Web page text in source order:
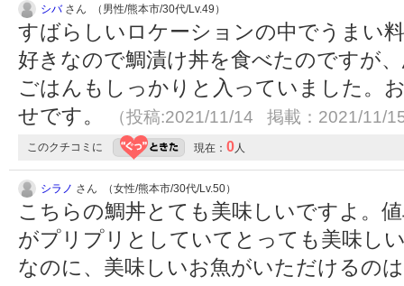
シバさん （男性/熊本市/30代/Lv.49）
すばらしいロケーションの中でうまい
好きなので鯛漬け丼を食べたのですが
ごはんもしっかりと入っていました。
せです。
（投稿:2021/11/14 掲載：2021/11/
このクチコミに 現在： 0人
シラノ さん （女性/熊本市/30代/Lv.50）
こちらの鯛丼とても美味しいですよ。
がプリプリとしていてとっても美味し
なのに、美味しいお魚がいただけるの